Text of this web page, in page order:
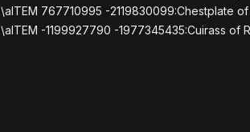
\aITEM 767710995 -2119830099:Chestplate
\aITEM -1199927790 -1977345435:Cuirass of